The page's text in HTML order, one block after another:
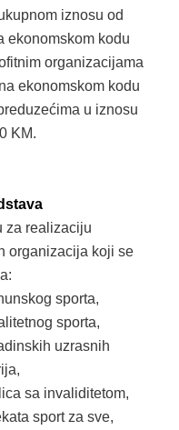
iznosu od
ekonomskom kodu
organizacijama
ekonomskom kodu
u iznosu
KM.
za realizaciju
organizacija koji se
sporta,
sporta,
uzrasnih
sa invaliditetom,
sport za sve,